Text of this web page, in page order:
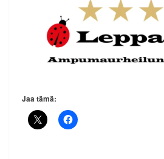
Jaa tämä: